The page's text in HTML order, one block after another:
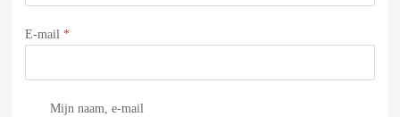
E-mail *
Mijn naam, e-mail